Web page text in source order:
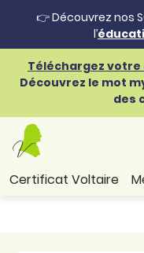
👉 Découvrez nos
l’
Téléchargez votre
Découvrez le mot
des
Certificat Voltaire